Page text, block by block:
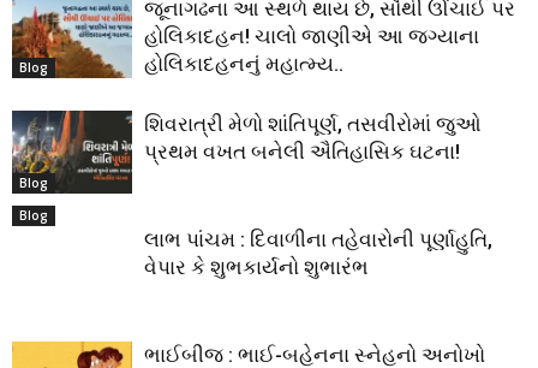
Blog
જૂનાગઢના આ સ્થળે થાય છે, સૌથી ઊંચાઈ પર
હોલિકાદહન! ચાલો જાણીએ આ જગ્યાના
હોલિકાદહનનું મહાત્મ્ય..
Blog
શિવરાત્રી મેળો શાંતિપૂર્ણ, તસવીરોમાં જુઓ
પ્રથમ વખત બનેલી ઐતિહાસિક ઘટના!
Blog
લાભ પાંચમ : દિવાળીના તહેવારોની પૂર્ણાહુતિ,
વેપાર કે શુભકાર્યનો શુભારંભ
ભાઈબીજ : ભાઈ-બહેનના સ્નેહનો અનોખો